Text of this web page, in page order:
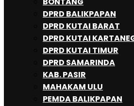
DPRD BALIKPAPAN
DPRD KUTAI BARAT
DPRD KUTAI
DPRD KUTAI TIMUR
DPRD SAMARINDA
KAB. PASIR
MAHAKAM ULU
PEMDA BALIKPAPAN